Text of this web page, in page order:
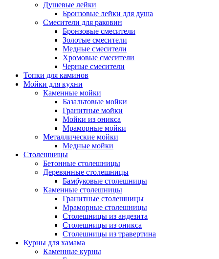
Душевые лейки
Бронзовые лейки для душа
Смесители для раковин
Бронзовые смесители
Золотые смесители
Медные смесители
Хромовые смесители
Черные смесители
Топки для каминов
Мойки для кухни
Каменные мойки
Базальтовые мойки
Гранитные мойки
Мойки из оникса
Мраморные мойки
Металлические мойки
Медные мойки
Столешницы
Бетонные столешницы
Деревянные столешницы
Бамбуковые столешницы
Каменные столешницы
Гранитные столешницы
Мраморные столешницы
Столешницы из андезита
Столешницы из оникса
Столешницы из травертина
Курны для хамама
Каменные курны